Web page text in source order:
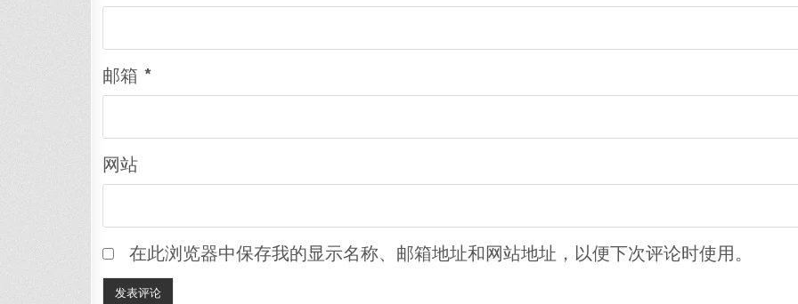
邮箱 *
网站
在此浏览器中保存我的显示名称、邮箱地址和网站地址，以便下次评论时使用。